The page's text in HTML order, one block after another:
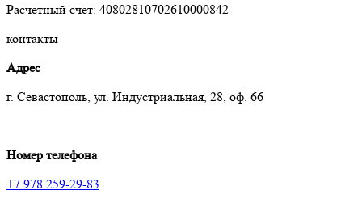
Расчетный счет: 40802810702610000842
контакты
Адрес
г. Севастополь, ул. Индустриальная, 28, оф. 66
Номер телефона
+7 978 259-29-83